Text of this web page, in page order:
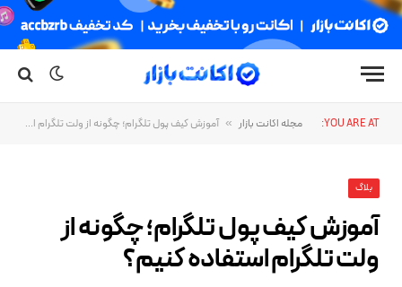
YOU ARE AT: مجله اکانت بازار » آموزش کیف پول تلگرام؛ چگونه از ولت تلگرام استفاده کنیم؟
بلاگ
آموزش کیف پول تلگرام؛ چگونه از
ولت تلگرام استفاده کنیم؟